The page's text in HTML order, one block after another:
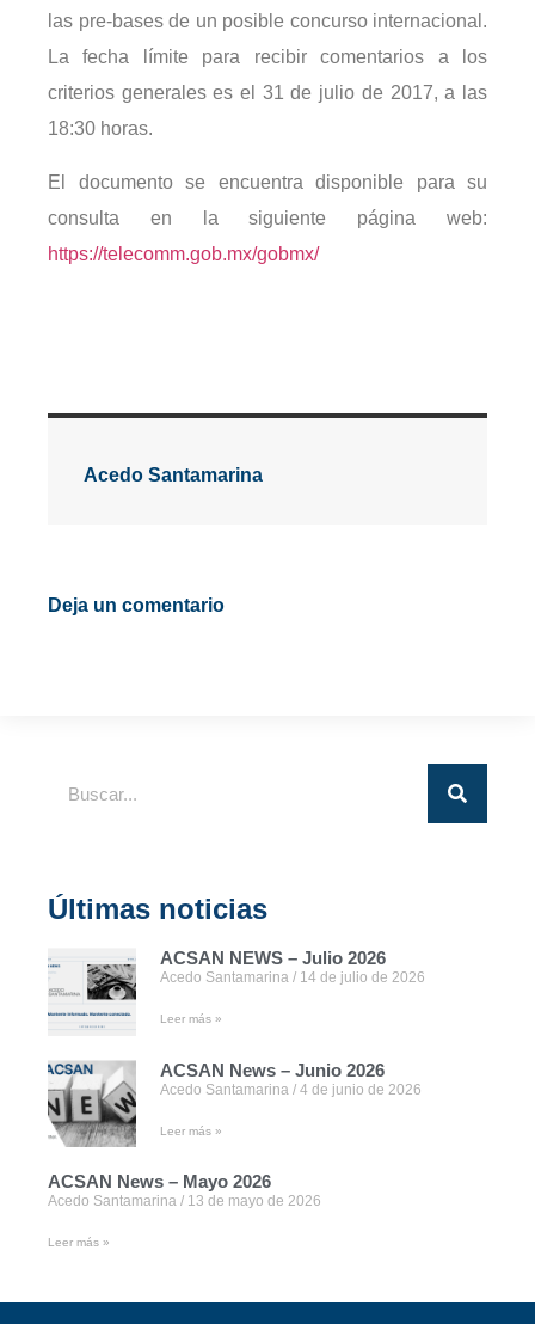
las pre-bases de un posible concurso internacional.
La fecha límite para recibir comentarios a los
criterios generales es el 31 de julio de 2017, a las
18:30 horas.
El documento se encuentra disponible para su
consulta en la siguiente página web:
https://telecomm.gob.mx/gobmx/
Acedo Santamarina
Deja un comentario
Últimas noticias
ACSAN NEWS – Julio 2026
Acedo Santamarina 14 de julio de 2026
Leer más »
ACSAN News – Junio 2026
Acedo Santamarina 4 de junio de 2026
Leer más »
ACSAN News – Mayo 2026
Acedo Santamarina 13 de mayo de 2026
Leer más »